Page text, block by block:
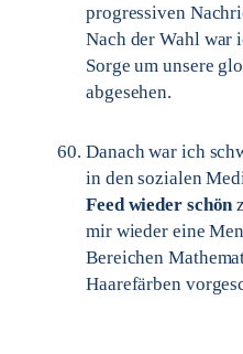
progressiven
Nach der Wahl war
Sorge um unsere
abgesehen.
Danach war ich
in den sozialen
Feed wieder schön
mir wieder eine
Bereichen
Haarefärben